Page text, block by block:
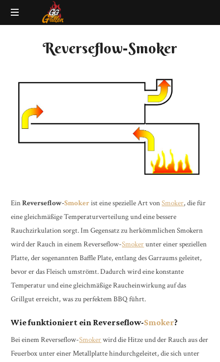
GG-
Rezepte
Lexikon
Reverseflow-Smoker
EinReverseflow-Smokerist eine spezielle Art vonSmoker, die für
eine gleichmäßige Temperaturverteilung und eine bessere
Rauchzirkulation sorgt. Im Gegensatz zu herkömmlichen Smokern
wird der Rauch in einem Reverseflow-Smokerunter einer speziellen
Platte, der sogenannten Baffle Plate, entlang des Garraums geleitet,
bevor er das Fleisch umströmt. Dadurch wird eine konstante
Temperatur und eine gleichmäßige Raucheinwirkung auf das
Grillgut erreicht, was zu perfektem BBQ führt.
Wie funktioniert ein Reverseflow-Smoker?
Bei einem Reverseflow-Smokerwird die Hitze und der Rauch aus der
Feuerbox unter einer Metallplatte hindurchgeleitet, die sich unter